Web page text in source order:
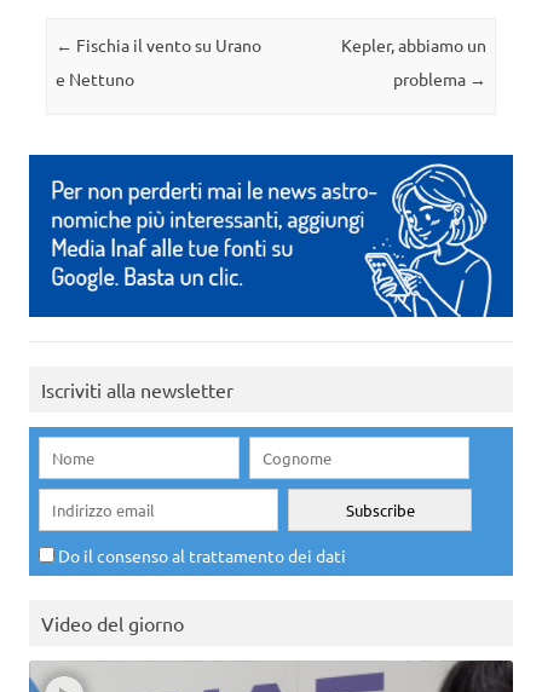
Navigazione articolo
← Fischia il vento su Urano
e Nettuno
Kepler, abbiamo un
problema →
Iscriviti alla newsletter
Do il consenso al trattamento dei dati
Video del giorno